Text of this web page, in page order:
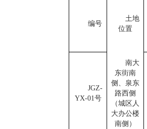
编号
土地
位置
JGZ-
YX-01号
南大
东街南
侧、泉东
路西侧
（城区人
大办公楼
南侧）